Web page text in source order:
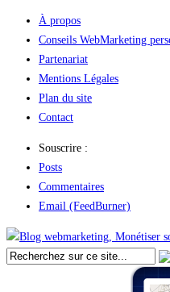
À propos
Conseils WebMarketing
Partenariat
Mentions Légales
Plan du site
Contact
Souscrire :
Posts
Commentaires
Email (FeedBurner)